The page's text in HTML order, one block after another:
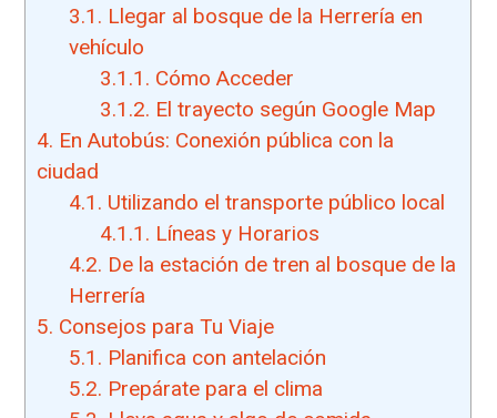
3.1. Llegar al bosque de la Herrería en
vehículo
3.1.1. Cómo Acceder
3.1.2. El trayecto según Google Map
4. En Autobús: Conexión pública con la
ciudad
4.1. Utilizando el transporte público local
4.1.1. Líneas y Horarios
4.2. De la estación de tren al bosque de la
Herrería
5. Consejos para Tu Viaje
5.1. Planifica con antelación
5.2. Prepárate para el clima